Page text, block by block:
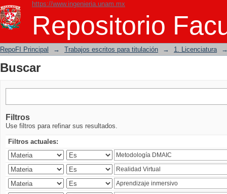
https://www.ingenieria.unam.mx
Repositorio
Buscar
RepoFI Principal → Trabajos escritos para titulación → 1. Licenciatura
Buscar
Filtros
Use filtros para refinar sus resultados.
Filtros actuales: